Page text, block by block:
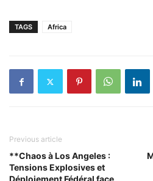
TAGS Africa
Previous article
**Chaos à Los Angeles :
Tensions Explosives et
Déploiement Fédéral face